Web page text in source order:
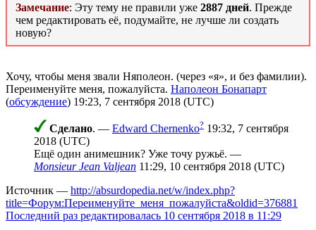
Замечание: Эту тему не правили уже 2887 дней. Прежде
чем редактировать её, подумайте, не лучше ли создать
новую?
Хочу, чтобы меня звали Няполеон. (через «я», и без фамилии).
Переименуйте меня, пожалуйста. Наполеон Бонапарт
(обсуждение) 19:23, 7 сентября 2018 (UTC)
Сделано. — Edward Chernenko? 19:32, 7 сентября
2018 (UTC)
Ещё один анимешник? Уже точу ружьё. —
Monsieur Jean Valjean 11:29, 10 сентября 2018 (UTC)
Источник — http://absurdopedia.net/w/index.php?
title=Форум:Переименуйте_меня_пожалуйста&oldid=376881
Последний раз редактировалась 10 сентября 2018 в 11:29